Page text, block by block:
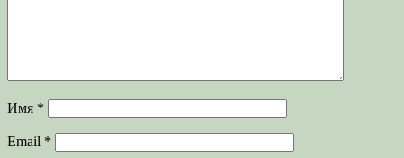
Имя *
Email *